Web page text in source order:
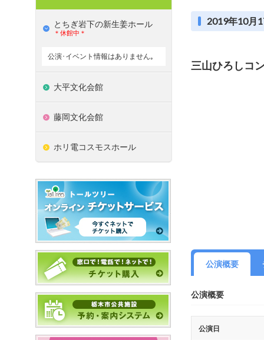
2019年10月
三山ひろしコ
公演概要
公演概要
公演日
とちぎ岩下の新⽣姜ホール
＊休館中＊
公演･イベント情報はありません｡
大平文化会館
藤岡文化会館
ホリ電コスモスホール